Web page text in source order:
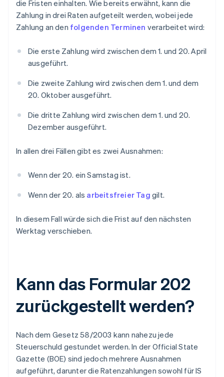
die Fristen einhalten. Wie bereits erwähnt, kann die
Zahlung in drei Raten aufgeteilt werden, wobei jede
Zahlung an den folgenden Terminen verarbeitet wird:
Die erste Zahlung wird zwischen dem 1. und 20. April
ausgeführt.
Die zweite Zahlung wird zwischen dem 1. und dem
20. Oktober ausgeführt.
Die dritte Zahlung wird zwischen dem 1. und 20.
Dezember ausgeführt.
In allen drei Fällen gibt es zwei Ausnahmen:
Wenn der 20. ein Samstag ist.
Wenn der 20. als arbeitsfreier Tag gilt.
In diesem Fall würde sich die Frist auf den nächsten
Werktag verschieben.
Kann das Formular 202
zurückgestellt werden?
Nach dem Gesetz 58/2003 kann nahezu jede
Steuerschuld gestundet werden. In der Official State
Gazette (BOE) sind jedoch mehrere Ausnahmen
aufgeführt, darunter die Ratenzahlungen sowohl für IS